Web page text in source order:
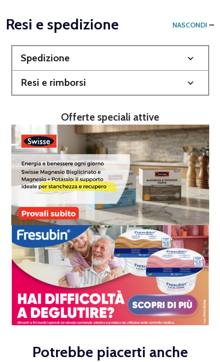
Resi e spedizione NASCONDI
Spedizione
Resi e rimborsi
Offerte speciali attive
Potrebbe piacerti anche